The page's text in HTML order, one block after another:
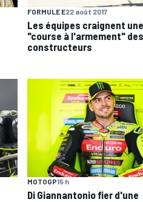
FORMULE E22 août 2017
Les équipes craignent une
"course à l'armement" des
constructeurs
MOTOGP15 h
Di Giannantonio fier d'une